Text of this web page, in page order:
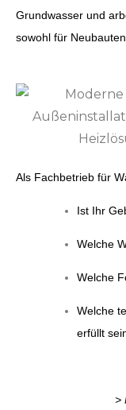
Grundwasser und
sowohl für
Als Fachbetrieb für
Ist Ihr
Welche
Welche
Welche
erfüllt
>